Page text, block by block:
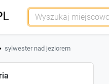
sylwester nad jeziorem